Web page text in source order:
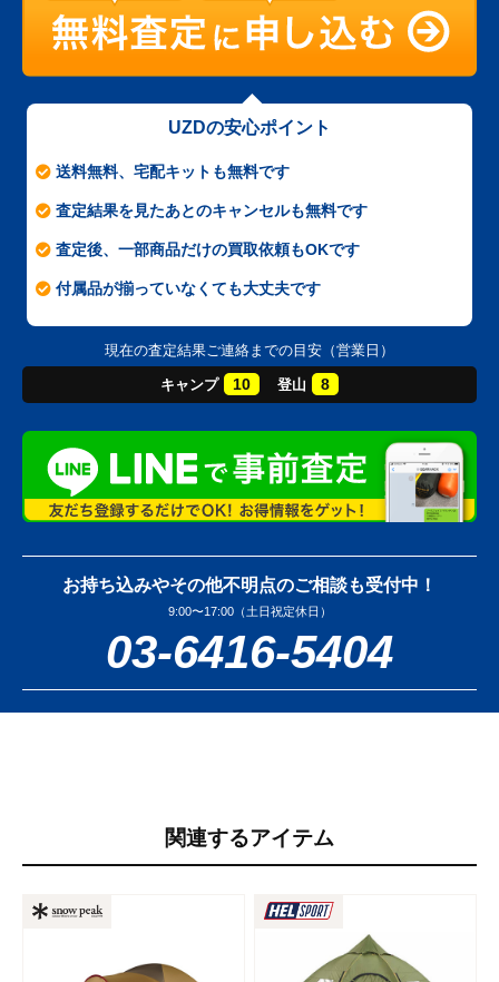
UZDの安心ポイント
送料無料、宅配キットも無料です
査定結果を見たあとのキャンセルも無料です
査定後、一部商品だけの買取依頼もOKです
付属品が揃っていなくても大丈夫です
現在の査定結果ご連絡までの目安（営業日）
キャンプ 10 登山 8
お持ち込みやその他不明点のご相談も受付中！
9:00〜17:00（土日祝定休日）
03-6416-5404
関連するアイテム